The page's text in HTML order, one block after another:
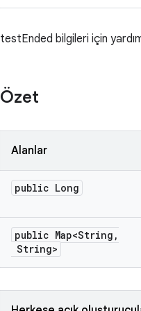
testEnded bilgileri için
Özet
Alanlar
public Long
public Map<String ,
String>